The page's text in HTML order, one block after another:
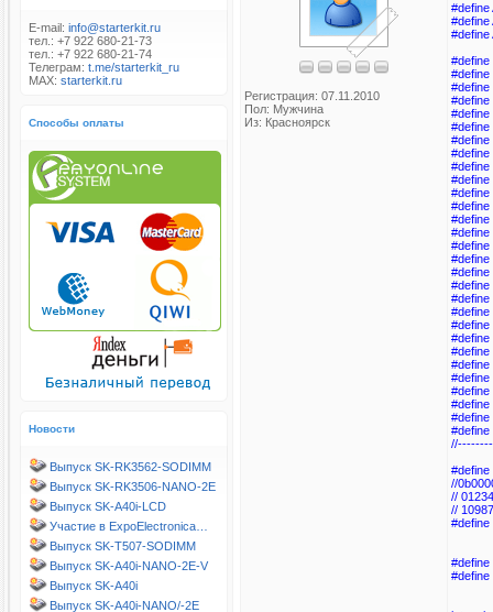
E-mail: info@starterkit.ru
тел.: +7 922 680-21-73
тел.: +7 922 680-21-74
Телеграм: t.me/starterkit_ru
MAX: starterkit.ru
Способы оплаты
Новости
Выпуск SK-RK3562-SODIMM
Выпуск SK-RK3506-NANO-2E
Выпуск SK-A40i-LCD
Участие в ExpoElectronica…
Выпуск SK-T507-SODIMM
Выпуск SK-A40i-NANO-2E-V
Выпуск SK-A40i
Выпуск SK-A40i-NANO/-2E
Регистрация: 07.11.2010
Пол: Мужчина
Из: Красноярск
#define
#define
#define
#define
#define
#define
#define
#define
#define
#define
#define
#define
#define
#define
#define
#define
#define
#define
#define
#define
#define
#define
#define
#define
#define
//
//
//
#define
#define
#define